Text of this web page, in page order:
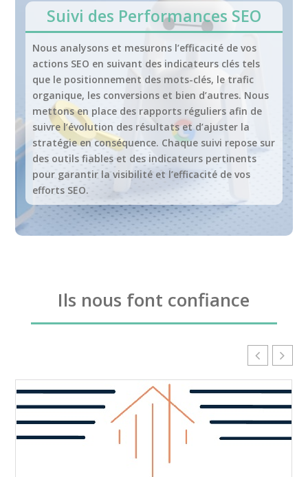
Suivi des Performances SEO
Nous analysons et mesurons l’efficacité de vos
actions SEO en suivant des indicateurs clés tels
que le positionnement des mots-clés, le trafic
organique, les conversions et bien d’autres. Nous
mettons en place des rapports réguliers afin de
suivre l’évolution des résultats et d’ajuster la
stratégie en conséquence. Chaque suivi repose sur
des outils fiables et des indicateurs pertinents
pour garantir la visibilité et l’efficacité de vos
efforts SEO.
Ils nous font confiance